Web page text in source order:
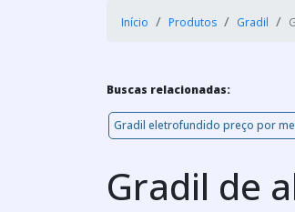
Início Produtos Gradil
Buscas relacionadas:
Gradil eletrofundido preço por
Gradil de